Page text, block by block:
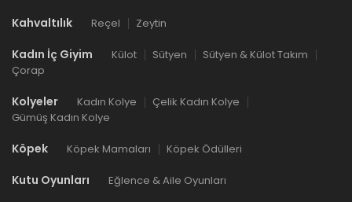
Kahvaltılık Reçel Zeytin
Kadın İç Giyim Külot Sütyen
Sütyen & Külot Takım
Çorap
Kolyeler Kadın Kolye
Çelik Kadın Kolye
Gümüş Kadın Kolye
Köpek Köpek Mamaları Köpek Ödülleri
Kutu Oyunları Eğlence & Aile Oyunları